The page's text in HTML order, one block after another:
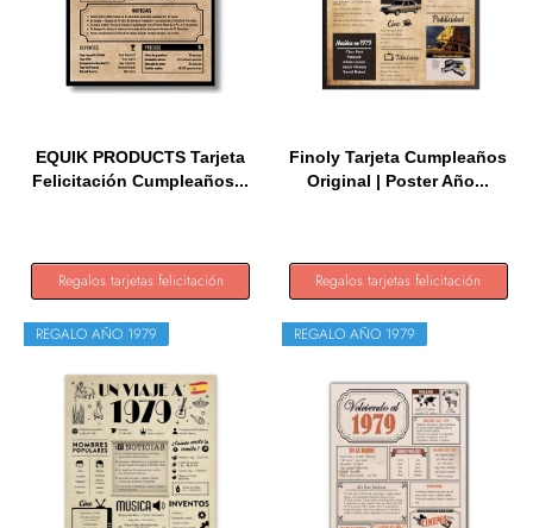
EQUIK PRODUCTS Tarjeta
Felicitación Cumpleaños...
Regalos tarjetas felicitación
Finoly Tarjeta Cumpleaños
Original | Poster Año...
Regalos tarjetas felicitación
REGALO AÑO 1979 REGALO AÑO 1979